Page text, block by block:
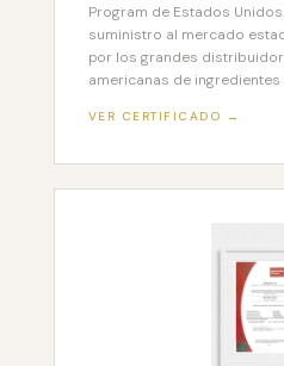
Program de Estados
suministro al mercado
por los grandes
americanas de
VER CERTIFICADO →